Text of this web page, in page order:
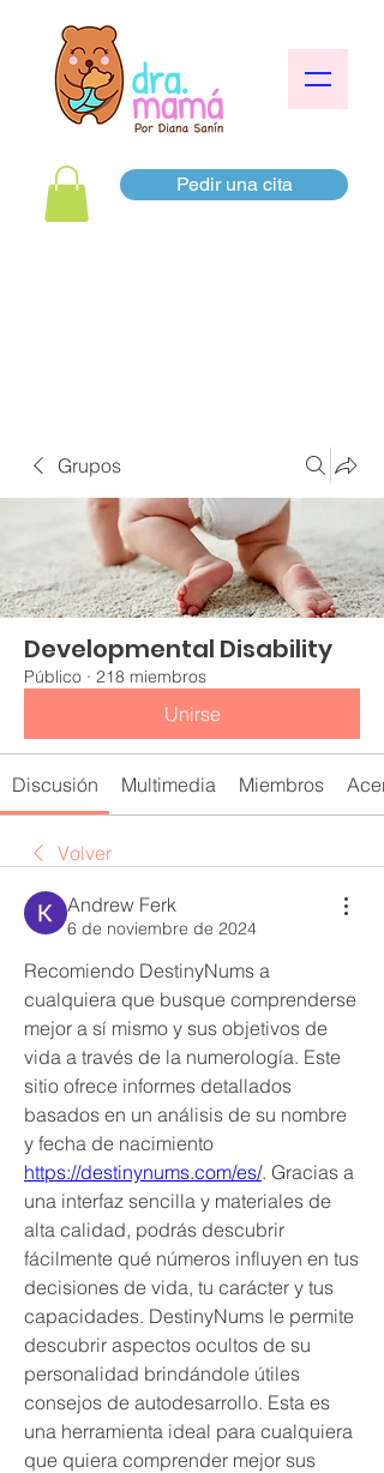
Pedir una cita
Grupos
Developmental Disability
Público · 218 miembros
Unirse
Discusión Multimedia Miembros
Volver
Andrew Ferk
6 de noviembre de 2024
Recomiendo DestinyNums a
cualquiera que busque comprenderse
mejor a sí mismo y sus objetivos de
vida a través de la numerología. Este
sitio ofrece informes detallados
basados ​​en un análisis de su nombre
https://destinynums.com/es/. Gracias a
una interfaz sencilla y materiales de
alta calidad, podrás descubrir
fácilmente qué números influyen en tus
decisiones de vida, tu carácter y tus
capacidades. DestinyNums le permite
descubrir aspectos ocultos de su
personalidad brindándole útiles
consejos de autodesarrollo. Esta es
una herramienta ideal para cualquiera
que quiera comprender mejor sus